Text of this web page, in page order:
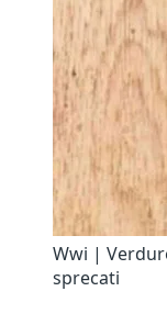
Wwi |
sprecati